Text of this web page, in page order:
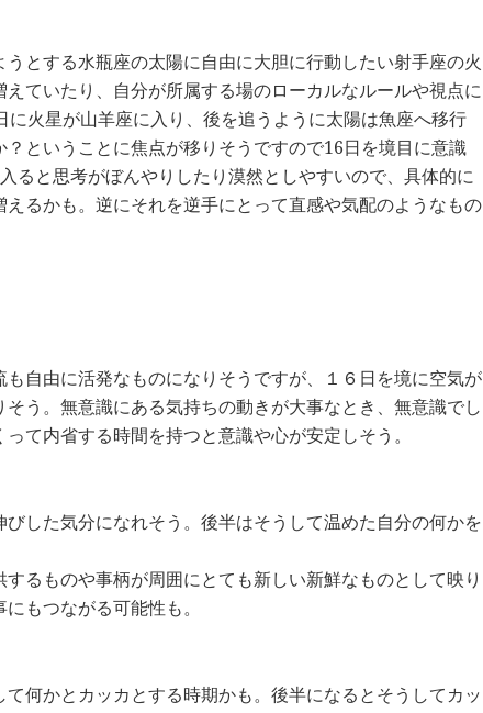
とする水瓶座の太陽に自由に大胆に行動したい射手座の火
ていたり、自分が所属する場のローカルなルールや視点に
火星が山羊座に入り、後を追うように太陽は魚座へ移行
ということに焦点が移りそうですので16日を境目に意識
ると思考がぼんやりしたり漠然としやすいので、具体的に
るかも。逆にそれを逆手にとって直感や気配のようなもの
自由に活発なものになりそうですが、１６日を境に空気が
う。無意識にある気持ちの動きが大事なとき、無意識でし
て内省する時間を持つと意識や心が安定しそう。
した気分になれそう。後半はそうして温めた自分の何かを
るものや事柄が周囲にとても新しい新鮮なものとして映り
もつながる可能性も。
何かとカッカとする時期かも。後半になるとそうしてカッ